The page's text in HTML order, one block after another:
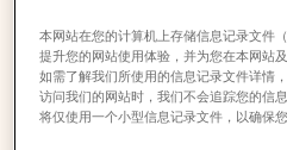
这种工作模式的转变不但有
才库的公司。对于寻求新视
革。世界各地的专业人员正
本网站在您的计算机上存储信息记录文件
提升您的网站使用体验，并为您在本网站
如需了解我们所使用的信息记录文件详情
访问我们的网站时，我们不会追踪您的信
将仅使用一个小型信息记录文件，以确保